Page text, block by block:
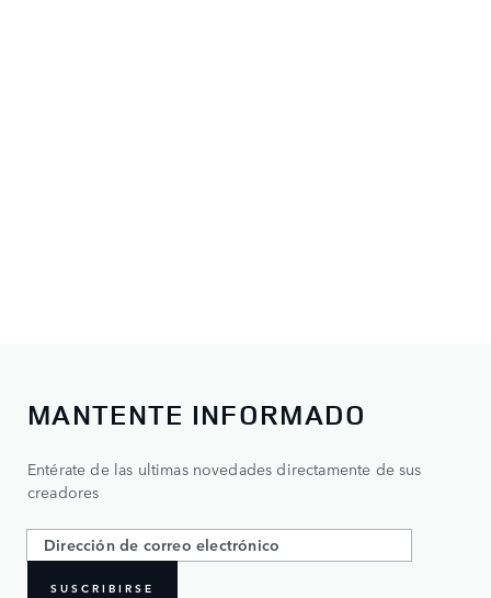
MANTENTE INFORMADO
Entérate de las ultimas novedades directamente de sus
creadores
SUSCRIBIRSE